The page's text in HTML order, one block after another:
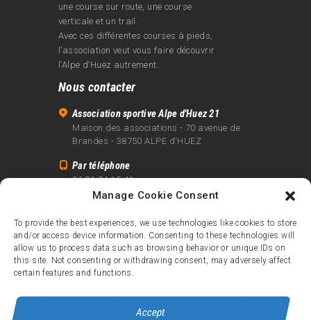
Manage Cookie Consent
To provide the best experiences, we use technologies like cookies to store
and/or access device information. Consenting to these technologies will
allow us to process data such as browsing behavior or unique IDs on
this site. Not consenting or withdrawing consent, may adversely affect
certain features and functions.
Accept
une course sur route, une course
verticale et un trail.
Avec ces différentes courses à pieds,
l’association veut vous faire découvrir
l’Alpe d‘Huez autrement.
Nous contacter
Association sportive Alpe d'Huez 21
Maison des associations - 70 avenue de
Brandes - 38750 ALPE d'HUEZ
Par téléphone
06 81 24 15 41
info@alpe21.fr
Mentions légales
Contact
crédits